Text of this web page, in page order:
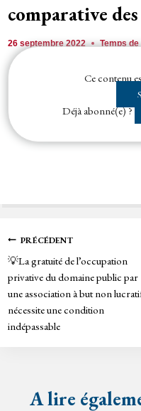
comparative
26 septembre 2022 Temps
Lorsque le montant total du
déterminé librement les
Ce contenu
Déjà abonné(e) ?
Navigation
de
l’article
PRÉCÉDENT
💡La gratuité de l’occupation
privative du domaine public par
une association à but non
nécessite une condition
indépassable
A lire